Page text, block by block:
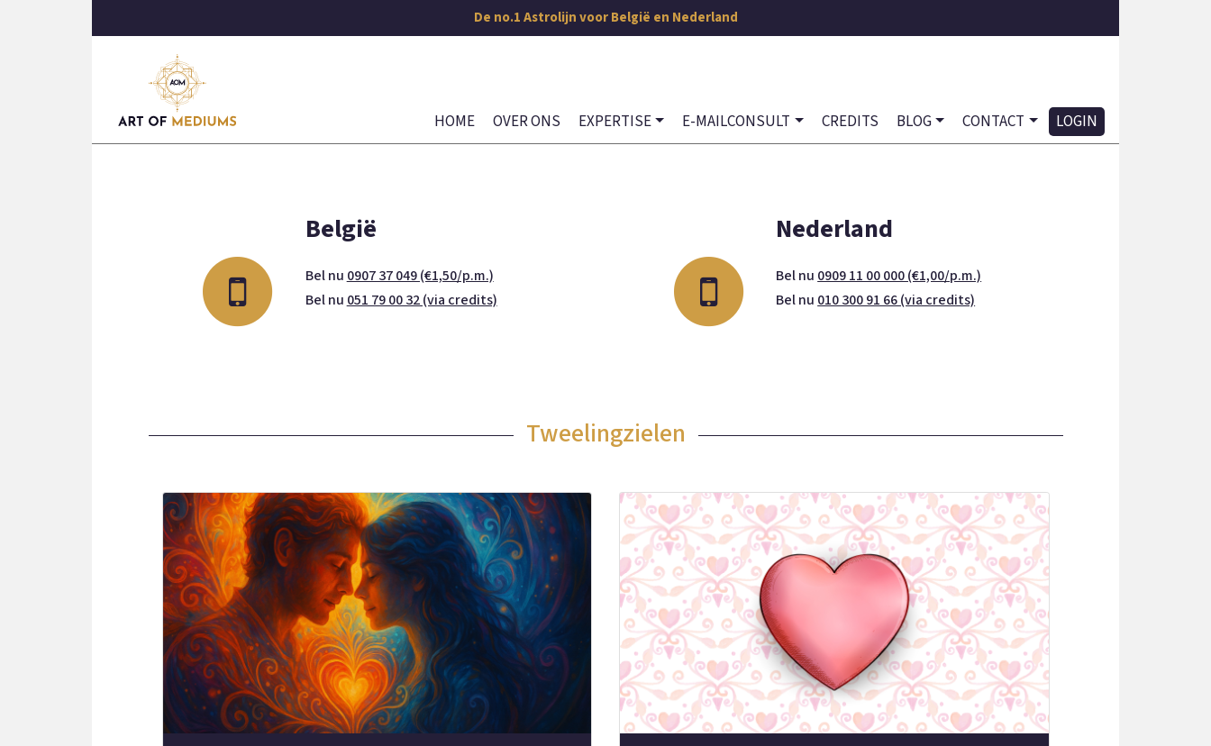
De no.1 Astrolijn voor België en Nederland
HOME OVER ONS EXPERTISE E-MAILCONSULT CREDITS BLOG CONTACT LOGIN
België
Bel nu 0907 37 049 (€1,50/p.m.)
Bel nu 051 79 00 32 (via credits)
Nederland
Bel nu 0909 11 00 000 (€1,00/p.m.)
Bel nu 010 300 91 66 (via credits)
Tweelingzielen